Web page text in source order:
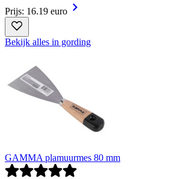
Prijs: 16.19 euro
Bekijk alles in gording
GAMMA plamuurmes 80 mm